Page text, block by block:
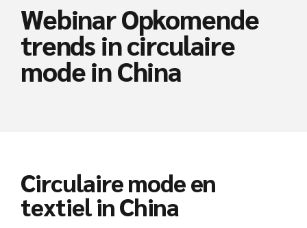
Webinar Opkomende
trends in circulaire
mode in China
Circulaire mode en
textiel in China